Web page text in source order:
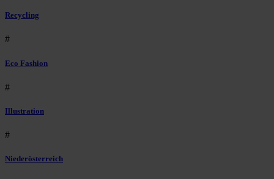
Recycling
#
Eco Fashion
#
Illustration
#
Niederösterreich